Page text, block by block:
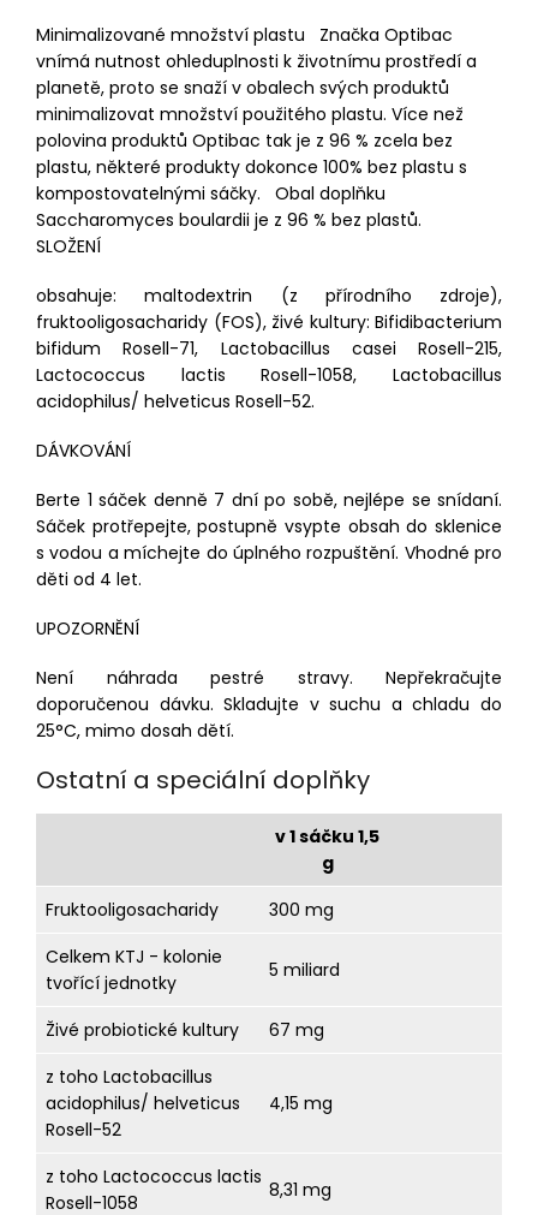
Minimalizované množství plastu Značka Optibac
vnímá nutnost ohleduplnosti k životnímu prostředí a
planetě, proto se snaží v obalech svých produktů
minimalizovat množství použitého plastu. Více než
polovina produktů Optibac tak je z 96 % zcela bez
plastu, některé produkty dokonce 100% bez plastu s
kompostovatelnými sáčky. Obal doplňku
Saccharomyces boulardii je z 96 % bez plastů.
SLOŽENÍ
obsahuje: maltodextrin (z přírodního zdroje),
fruktooligosacharidy (FOS), živé kultury: Bifidibacterium
bifidum Rosell-71, Lactobacillus casei Rosell-215,
Lactococcus lactis Rosell-1058, Lactobacillus
acidophilus/ helveticus Rosell-52.
DÁVKOVÁNÍ
Berte 1 sáček denně 7 dní po sobě, nejlépe se snídaní.
Sáček protřepejte, postupně vsypte obsah do sklenice
s vodou a míchejte do úplného rozpuštění. Vhodné pro
děti od 4 let.
UPOZORNĚNÍ
Není náhrada pestré stravy. Nepřekračujte
doporučenou dávku. Skladujte v suchu a chladu do
25°C, mimo dosah dětí.
Ostatní a speciální doplňky
v 1 sáčku 1,5
g
Fruktooligosacharidy
300 mg
Celkem KTJ - kolonie
tvořící jednotky
5 miliard
Živé probiotické kultury
67 mg
z toho Lactobacillus
acidophilus/ helveticus
Rosell-52
4,15 mg
z toho Lactococcus lactis
Rosell-1058
8,31 mg